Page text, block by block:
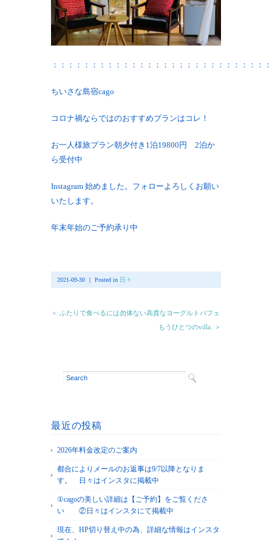
：：：：：：：：：：：：：：：：：：：：：：：：：：：
ちいさな島宿cago
コロナ禍ならではのおすすめプランはコレ！
お一人様旅プラン朝夕付き1泊19800円 2泊か
ら受付中
Instagram 始めました。フォローよろしくお願い
いたします。
年末年始のご予約承り中
2021-09-30 ｜ Posted in 日々
＜ ふたりで食べるには勿体ない高貴なヨーグルトパフェ
もうひとつのvilla. ＞
最近の投稿
2026年料金改定のご案内
都合によりメールのお返事は9/7以降となりま
す。 日々はインスタに掲載中
①cagoの美しい詳細は【ご予約】をご覧くださ
い ②日々はインスタにて掲載中
現在、HP切り替え中の為、詳細な情報はインスタ